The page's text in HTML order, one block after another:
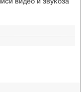
видео и звукоза